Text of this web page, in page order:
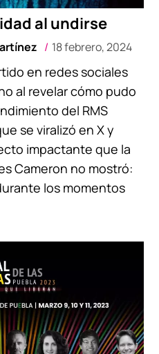
al undirse
18 febrero, 2024
en redes sociales
al revelar cómo pudo
del RMS
se viralizó en X y
impactante que la
Cameron no mostró:
los momentos